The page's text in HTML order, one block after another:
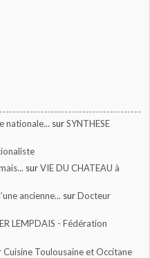
nationale... surSYNTHESE
surVIE DU CHATEAU à
ancienne... surDocteur
LEMPDAIS - Fédération
Cuisine Toulousaine et Occitane